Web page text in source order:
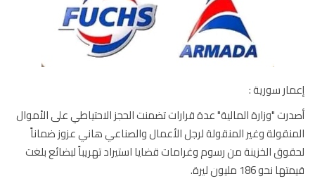
سورية :
"وزارة المالية" عدة قرارات تضمنت الحجز الاحتياطي على الأموال
وغير المنقولة لرجل الأعمال والصناعي هاني عزوز ضماناً
الخزينة من رسوم وغرامات قضايا استيراد تهريباً لبضائع بلغت
186 مليون ليرة.